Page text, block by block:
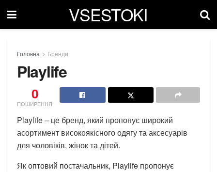
VSESTOKI
Головна Бренди
Playlife
0
ПОШИРЕННЯ
Playlife – це бренд, який пропонує широкий
асортимент високоякісного одягу та аксесуарів
для чоловіків, жінок та дітей.
Як оптовий постачальник, Playlife пропонує